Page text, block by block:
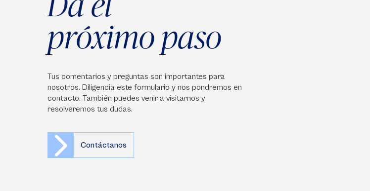
próximo paso
Tus comentarios y preguntas son importantes para
nosotros. Diligencia este formulario y nos pondremos en
contacto. También puedes venir a visitarnos y
resolveremos tus dudas.
Contáctanos